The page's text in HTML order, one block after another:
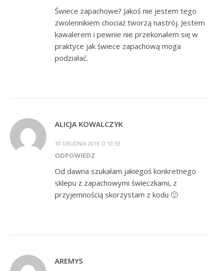
Świece zapachowe? Jakoś nie jestem tego
zwolennikiem chociaż tworzą nastrój. Jestem
kawalerem i pewnie nie przekonałem się w
praktyce jak świece zapachową moga
podziałać.
ALICJA KOWALCZYK
10 GRUDNIA 2018 O 10:53
ODPOWIEDZ
Od dawna szukałam jakiegoś konkretnego
sklepu z zapachowymi świeczkami, z
przyjemnością skorzystam z kodu 🙂
AREMYS